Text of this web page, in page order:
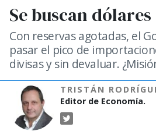
Se buscan dólares
Con reservas agotadas, el
pasar el pico de
divisas y sin devaluar.
TRISTÁN
Editor de Economía.